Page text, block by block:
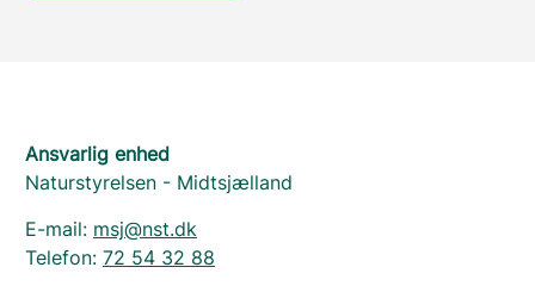
Ansvarlig enhed
Naturstyrelsen - Midtsjælland
E-mail: msj@nst.dk
Telefon: 72 54 32 88